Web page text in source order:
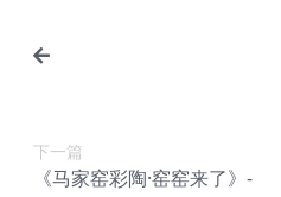
下一篇
《马家窑彩陶·窑窑来了》-